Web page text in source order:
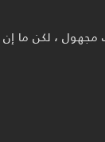
، لكن ما إن